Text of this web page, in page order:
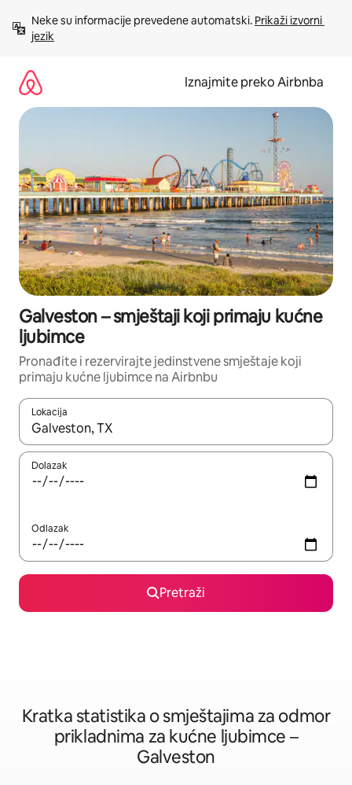
sadržaj
Neke su informacije prevedene automatski. Prikaži izvorni
jezik
Iznajmite preko Airbnba
Galveston – smještaji koji primaju kućne
ljubimce
Pronađite i rezervirajte jedinstvene smještaje koji
primaju kućne ljubimce na Airbnbu
Lokacija
Kada budu dostupni rezultati, moći ćete ih pregledati
Dolazak
Odlazak
Pretraži
Kratka statistika o smještajima za odmor
prikladnima za kućne ljubimce –
Galveston